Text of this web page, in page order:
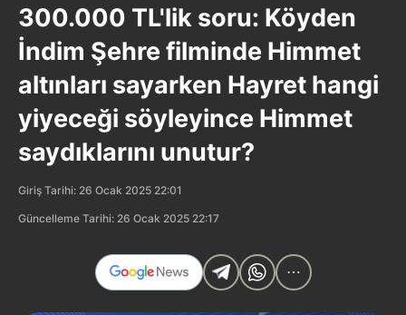
300.000 TL'lik soru: Köyden
İndim Şehre filminde Himmet
altınları sayarken Hayret hangi
yiyeceği söyleyince Himmet
saydıklarını unutur?
Giriş Tarihi: 26 Ocak 2025 22:01
Güncelleme Tarihi: 26 Ocak 2025 22:17